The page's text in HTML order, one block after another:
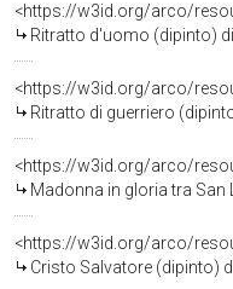
<https://w3id.org/arco/
Ritratto d'uomo (dipinto)
<https://w3id.org/arco/
Ritratto di guerriero
<https://w3id.org/arco/
Madonna in gloria tra San
<https://w3id.org/arco/
Cristo Salvatore (dipinto)